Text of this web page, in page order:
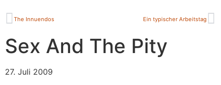
The Innuendos Ein typischer Arbeitstag
Sex And The Pity
27. Juli 2009